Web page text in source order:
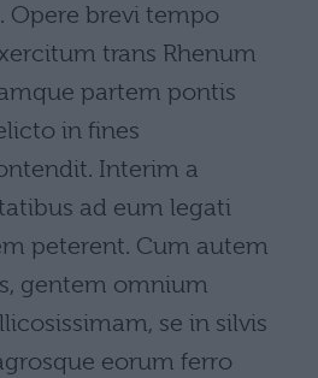
Opere brevi tempo
trans Rhenum
partem pontis
in fines
Interim a
ad eum legati
peterent. Cum autem
gentem omnium
se in silvis
eorum ferro